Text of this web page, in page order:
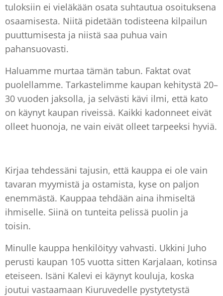
tuloksiin ei vieläkään osata suhtautua osoituksena
osaamisesta. Niitä pidetään todisteena kilpailun
puuttumisesta ja niistä saa puhua vain
pahansuovasti.
Haluamme murtaa tämän tabun. Faktat ovat
puolellamme. Tarkastelimme kaupan kehitystä 20–
30 vuoden jaksolla, ja selvästi kävi ilmi, että kato
on käynyt kaupan riveissä. Kaikki kadonneet eivät
olleet huonoja, ne vain eivät olleet tarpeeksi hyviä.
Kirjaa tehdessäni tajusin, että kauppa ei ole vain
tavaran myymistä ja ostamista, kyse on paljon
enemmästä. Kauppaa tehdään aina ihmiseltä
ihmiselle. Siinä on tunteita pelissä puolin ja
toisin.
Minulle kauppa henkilöityy vahvasti. Ukkini Juho
perusti kaupan 105 vuotta sitten Karjalaan, kotinsa
eteiseen. Isäni Kalevi ei käynyt kouluja, koska
joutui vastaamaan Kiuruvedelle pystytetystä